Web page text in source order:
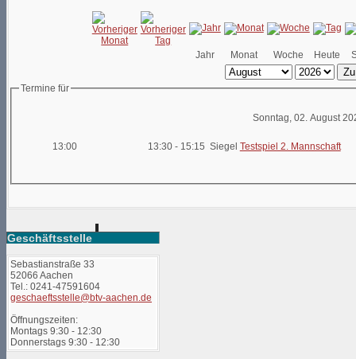
Jahr Monat Woche Heute
Termine für
Sonntag, 02. August
13:00 13:30 - 15:15 Siegel Testspiel 2. Mannschaft
Geschäftsstelle
Sebastianstraße 33
52066 Aachen
Tel.: 0241-47591604
geschaeftsstelle@btv-aachen.de
Öffnungszeiten:
Montags 9:30 - 12:30
Donnerstags 9:30 - 12:30